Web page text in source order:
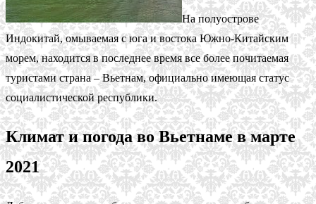
На полуострове
Индокитай, омываемая с юга и востока Южно-Китайским
морем, находится в последнее время все более почитаемая
туристами страна – Вьетнам, официально имеющая статус
социалистической республики.
Климат и погода во Вьетнаме в марте
2021